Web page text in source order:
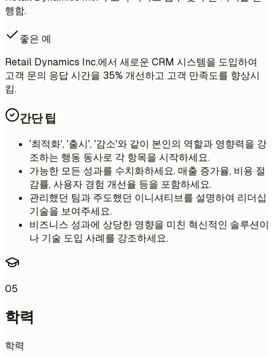
행함.
좋은 예
Retail Dynamics Inc.에서 새로운 CRM 시스템을 도입하여
고객 문의 응답 시간을 35% 개선하고 고객 만족도를 향상시
킴.
간단 팁
'최적화', '출시', '감소'와 같이 본인의 역할과 영향력을 강
조하는 행동 동사로 각 항목을 시작하세요.
가능한 모든 성과를 수치화하세요. 매출 증가율, 비용 절
감률, 사용자 경험 개선율 등을 포함하세요.
관리했던 팀과 주도했던 이니셔티브를 설명하여 리더십
기술을 보여주세요.
비즈니스 성과에 상당한 영향을 미친 혁신적인 솔루션이
나 기술 도입 사례를 강조하세요.
05
학력
학력